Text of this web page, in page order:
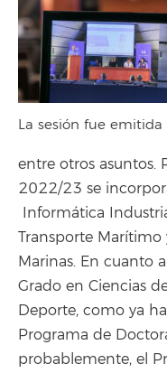
La sesión fue
entre otros asuntos.
2022/23 se
Informática
Transporte Marítimo
Marinas. En cuanto
Grado en Ciencias
Deporte, como ya
Programa de
probablemente, el